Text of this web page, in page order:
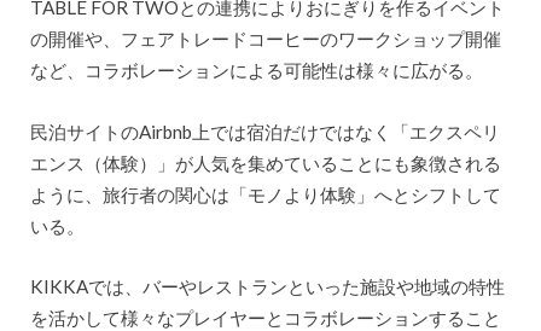
TABLE FOR TWOとの連携によりおにぎりを作るイベント
の開催や、フェアトレードコーヒーのワークショップ開催
など、コラボレーションによる可能性は様々に広がる。
民泊サイトのAirbnb上では宿泊だけではなく「エクスペリ
エンス（体験）」が人気を集めていることにも象徴される
ように、旅行者の関心は「モノより体験」へとシフトして
いる。
KIKKAでは、バーやレストランといった施設や地域の特性
を活かして様々なプレイヤーとコラボレーションすること